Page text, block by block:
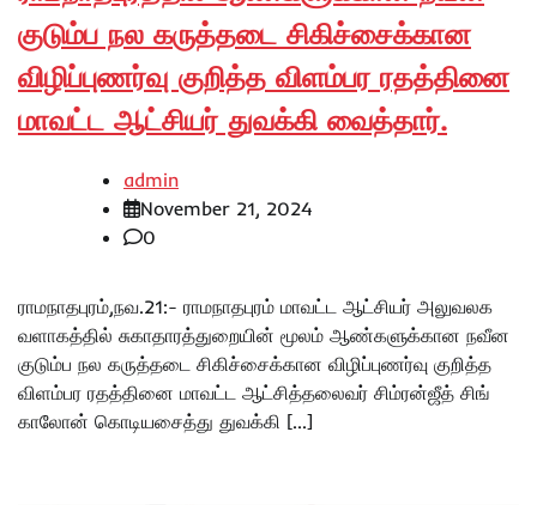
குடும்ப நல கருத்தடை சிகிச்சைக்கான
விழிப்புணர்வு குறித்த விளம்பர ரதத்தினை
மாவட்ட ஆட்சியர் துவக்கி வைத்தார்.
admin
November 21, 2024
0
ராமநாதபுரம்,நவ.21:- ராமநாதபுரம் மாவட்ட ஆட்சியர் அலுவலக
வளாகத்தில் சுகாதாரத்துறையின் மூலம் ஆண்களுக்கான நவீன
குடும்ப நல கருத்தடை சிகிச்சைக்கான விழிப்புணர்வு குறித்த
விளம்பர ரதத்தினை மாவட்ட ஆட்சித்தலைவர் சிம்ரன்ஜீத் சிங்
காலோன் கொடியசைத்து துவக்கி […]